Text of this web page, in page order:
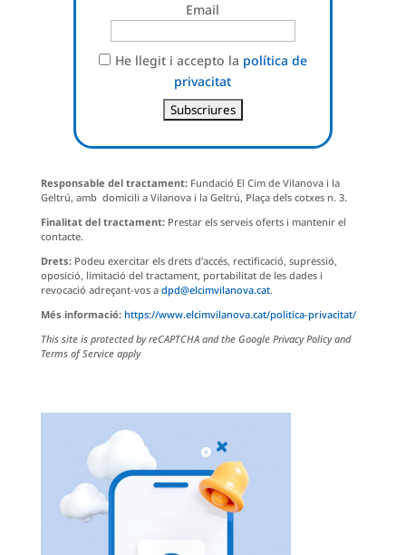
Email
He llegit i accepto la política de
privacitat
Responsable del tractament:Fundació El Cim de Vilanova i la
Geltrú, amb domicili a Vilanova i la Geltrú, Plaça dels cotxes n. 3.
Finalitat del tractament:Prestar els serveis oferts i mantenir el
contacte.
Drets:Podeu exercitar els drets d’accés, rectificació, supressió,
oposició, limitació del tractament, portabilitat de les dades i
revocació adreçant-vos a dpd@elcimvilanova.cat.
Més informació: https://www.elcimvilanova.cat/politica-privacitat/
This site is protected by reCAPTCHA and the Google Privacy Policy and
Terms of Service apply